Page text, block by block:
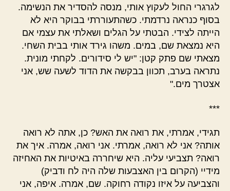
לגרגרי החול לעקוץ אותי, מנסה להסדיר את הנשימה.
בסוף כנראה נרדמתי. כשהתעוררתי בבוקר היא לא
הייתה לצידי. הבטתי על הגלים ושאלתי את עצמי אם
היא נמצאת שם, במים. משהו גירד אותי בבית השחי.
מצאתי שם פתק קטן: "יש לי סידורים. לקחתי מונית.
נתראה בערב, תכוון בבקשה את הדוד לשעה שש, אני
אצטרך מים."
***
תגידי, אמרתי, את רואה את האש? כן, אתה לא רואה
אותה? אני לא רואה, אמרתי. אני רואה, אמרה. איך את
רואה? תצביעי עליה. היא שיחררה באיטיות את האחיזה
מידיי (הקרום בין האצבעות שלה היה לח ודביק)
והצביעה על איזו נקודה רחוקה. שם, אמרה. איפה, אני